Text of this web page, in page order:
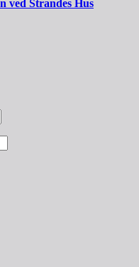
ved Strandes Hus